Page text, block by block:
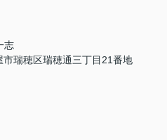
志
穂区瑞穂通三丁目21番地